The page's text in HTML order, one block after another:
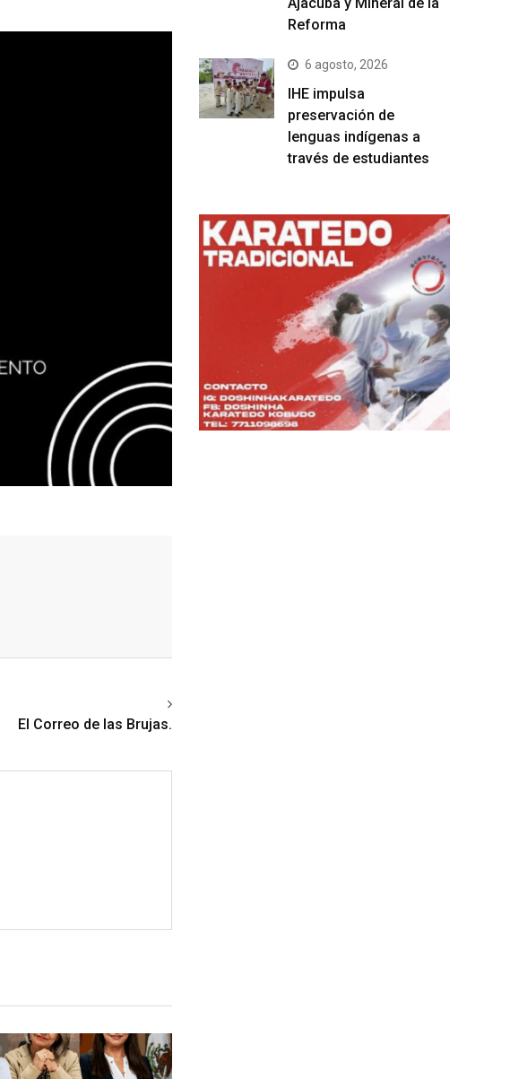
El Correo de las Brujas.
Reforma
6 agosto, 2026
IHE impulsa
preservación de
lenguas indígenas a
través de estudiantes